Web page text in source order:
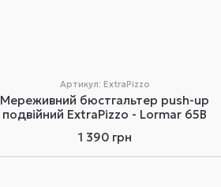
Артикул: ExtraPizzo
Мереживний бюстгальтер push-up
подвійний ExtraPizzo - Lormar 65B
1 390 грн